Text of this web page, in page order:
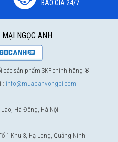
BÁO GIÁ 24/7
NGỌC ANH
các sản phẩm SKF chính hãng ®
info@muabanvongbi.com
Lao, Hà Đông, Hà Nội
1 Khu 3, Hạ Long, Quảng Ninh